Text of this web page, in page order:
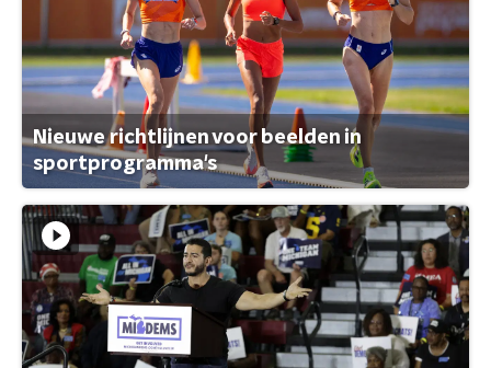
Nieuwe richtlijnen voor beelden in
sportprogramma's